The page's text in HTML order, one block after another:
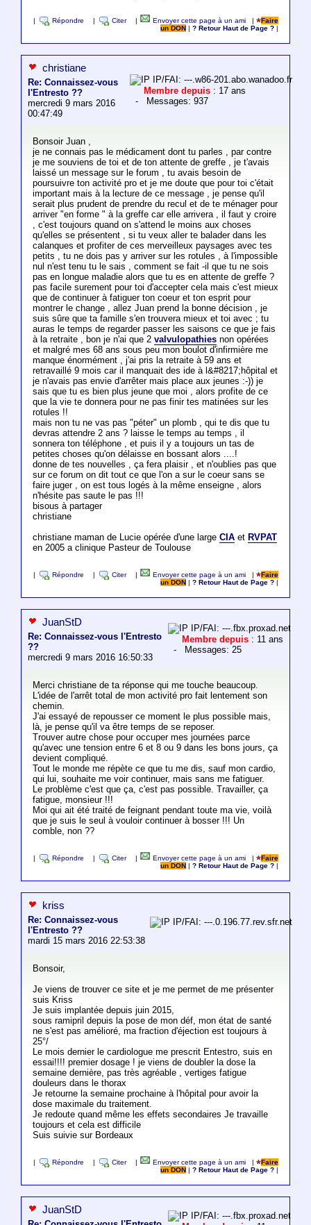
Répondre Citer Envoyer cette page à un ami |
Faire
un DON
|? Retour Haut de Page ?
christiane
Re: Connaissez-vous
l'Entresto ??
mercredi 9 mars 2016
00:47:49
IP/FAI: ---.w86-201.abo.wanadoo.fr
Membre depuis : 17 ans
- Messages: 937
Bonsoir Juan ,
je ne connais pas le médicament dont tu parles , par contre
je me souviens de toi et de ton attente de greffe , je t'avais
laissé un message sur le forum , tu avais besoin de
poursuivre ton activité pro et je me doute que pour toi c'était
important mais à la lecture de ce message , je pense qu'il
serait plus prudent de prendre du recul et de te ménager pour
arriver "en forme " à la greffe car elle arrivera , il faut y croire
, c'est toujours quand on s'attend le moins aux choses
qu'elles se présentent , si tu veux aller te balader dans les
calanques et profiter de ces merveilleux paysages avec tes
petits , tu ne dois pas y arriver sur les rotules , à l'impossible
nul n'est tenu tu le sais , comment se fait -il que tu ne sois
pas en longue maladie alors que tu es en attente de greffe ?
pas facile surement pour toi d'accepter cela mais c'est mieux
que de continuer à fatiguer ton coeur et ton esprit pour
montrer le change , allez Juan prend la bonne décision , je
suis sûre que ta famille s'en trouvera mieux et toi avec ; tu
auras le temps de regarder passer les saisons ce que je fais
à la retraite , bon je n'ai que 2 valvulopathiesnon opérées
et malgré mes 68 ans sous peu mon boulot d'infirmière me
manque énormément , j'ai pris la retraite à 59 ans et
retravaillé 9 mois car il manquait des ide à l&#8217;hôpital et
je n'avais pas envie d'arrêter mais place aux jeunes :-)) je
sais que tu es bien plus jeune que moi , alors profite de ce
que la vie te donnera pour ne pas finir tes matinées sur les
rotules !!
mais non tu ne vas pas "péter" un plomb , qui te dis que tu
devras attendre 2 ans ? laisse le temps au temps , il
sonnera ton téléphone , et puis il y a toujours un tas de
petites choses qu'on délaisse en bossant alors ....!
donne de tes nouvelles , ça fera plaisir , et n'oublies pas que
sur ce forum on dit tout ce que l'on a sur le coeur sans se
faire juger , on est tous logés à la même enseigne , alors
n'hésite pas saute le pas !!!
bisous à partager
christiane
christiane maman de Lucie opérée d'une large CIAet RVPAT
en 2005 a clinique Pasteur de Toulouse
Répondre Citer Envoyer cette page à un ami |
Faire
un DON
|? Retour Haut de Page ?
JuanStD
Re: Connaissez-vous l'Entresto
??
mercredi 9 mars 2016 16:50:33
IP/FAI: ---.fbx.proxad.net
Membre depuis : 11 ans
- Messages: 25
Merci christiane de ta réponse qui me touche beaucoup.
L'idée de l'arrêt total de mon activité pro fait lentement son
chemin.
J'ai essayé de repousser ce moment le plus possible mais,
là, je pense qu'il va être temps de se reposer.
Trouver autre chose pour occuper mes journées parce
qu'avec une tension entre 6 et 8 ou 9 dans les bons jours, ça
devient compliqué.
Tout le monde me répète ce que tu me dis, sauf mon cardio,
qui lui, souhaite me voir continuer, mais sans me fatiguer.
Le problème c'est que ça, c'est pas possible. Travailler, ça
fatigue, monsieur !!!
Moi qui ait été traité de feignant pendant toute ma vie, voilà
que je suis le seul à vouloir continuer à bosser !!! Un
comble, non ??
Répondre Citer Envoyer cette page à un ami |
Faire
un DON
|? Retour Haut de Page ?
kriss
Re: Connaissez-vous
l'Entresto ??
mardi 15 mars 2016 22:53:38
IP/FAI: ---.0.196.77.rev.sfr.net
Bonsoir,
Je viens de trouver ce site et je me permet de me présenter
suis Kriss
Je suis implantée depuis juin 2015,
sous ramipril depuis la pose de mon déf, mon état de santé
ne s'est pas amélioré, ma fraction d'éjection est toujours à
25°/
Le mois dernier le cardiologue me prescrit Entestro, suis en
essai!!!! premier dosage ! je viens de doubler la dose la
semaine dernière, pas très agréable , vertiges fatigue
douleurs dans le thorax
Je retourne la semaine prochaine à l'hôpital pour avoir la
dose maximale du traitement.
Je redoute quand même les effets secondaires Je travaille
toujours et cela est difficile
Suis suivie sur Bordeaux
Répondre Citer Envoyer cette page à un ami |
Faire
un DON
|? Retour Haut de Page ?
JuanStD
IP/FAI: ---.fbx.proxad.net